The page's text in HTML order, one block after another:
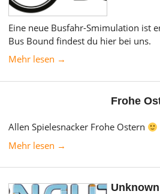
Eine neue Busfahr-Smimulation ist
Bus Bound findest du hier bei uns.
Mehr lesen →
Frohe
Allen Spielesnacker Frohe Ostern
Mehr lesen →